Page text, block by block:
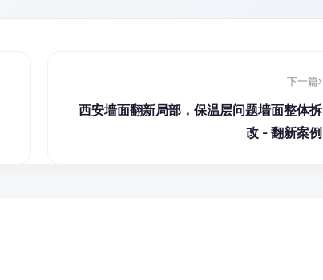
下一篇
西安墙面翻新局部，保温层问题墙面整体拆
改 - 翻新案例